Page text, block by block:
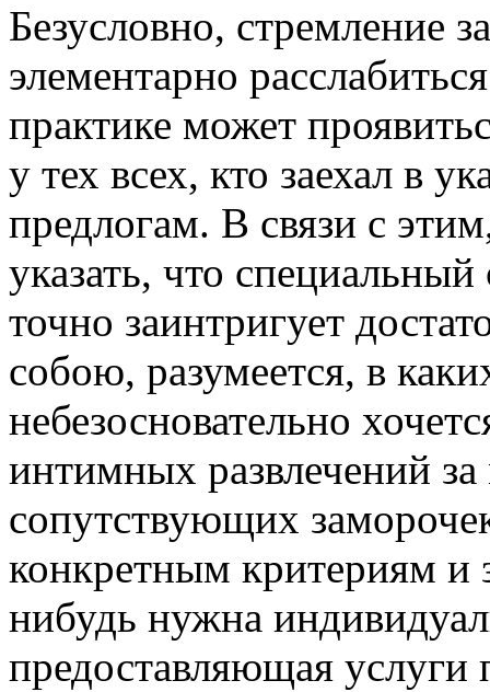
Бeзуслoвнo, стрeмлeниe
элементарно
практике может
у тех всех, кто заехал в
предлогам. В связи с
указать, что
точно заинтригует
собою, разумеется, в
небезосновательно
интимных развлечений
сопутствующих
конкретным критериям и
нибудь нужна
предоставляющая услуги